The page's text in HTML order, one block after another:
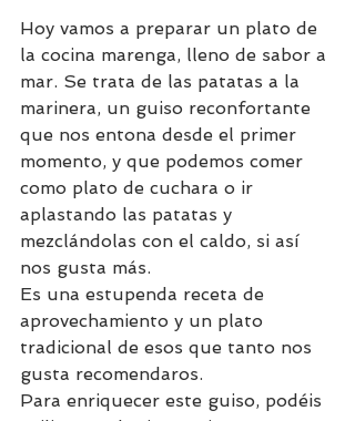
Hoy vamos a preparar un plato de
la cocina marenga, lleno de sabor a
mar. Se trata de las patatas a la
marinera, un guiso reconfortante
que nos entona desde el primer
momento, y que podemos comer
como plato de cuchara o ir
aplastando las patatas y
mezclándolas con el caldo, si así
nos gusta más.
Es una estupenda receta de
aprovechamiento y un plato
tradicional de esos que tanto nos
gusta recomendaros.
Para enriquecer este guiso, podéis